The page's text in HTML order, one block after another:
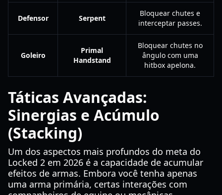
Defensor Serpent
Bloquear chutes e
interceptar passes.
Goleiro
Primal
Handstand
Bloquear chutes no
ângulo com uma
hitbox apelona.
Táticas Avançadas:
Sinergias e Acúmulo
(Stacking)
Um dos aspectos mais profundos do meta do
Locked 2 em 2026 é a capacidade de acumular
efeitos de armas. Embora você tenha apenas
uma arma primária, certas interações com